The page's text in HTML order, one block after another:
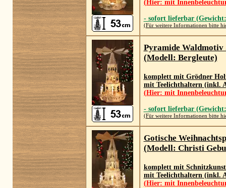
(Hier: mit
- sofort lieferbar
(Für weitere Informationen bitte
Pyramide Waldmotiv
(Modell: Bergleute)
komplett mit Grödner
mit Teelichthaltern (inkl.
(Hier: mit
- sofort lieferbar
(Für weitere Informationen bitte
Gotische
(Modell: Christi
komplett mit
mit Teelichthaltern (inkl.
(Hier: mit